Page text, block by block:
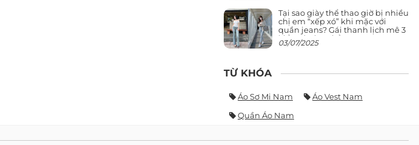
Tại sao giày thể thao giờ bị nhiều
chị em “xếp xó” khi mặc với
quần jeans? Gái thanh lịch mê 3
kiểu này hơn hẳn
03/07/2025
TỪ KHÓA
Áo Sơ Mi Nam
Áo Vest Nam
Quần Áo Nam